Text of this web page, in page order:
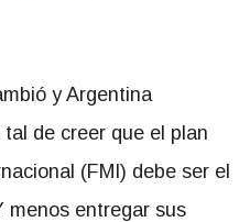
y Argentina
de creer que el plan
(FMI) debe ser el
menos entregar sus